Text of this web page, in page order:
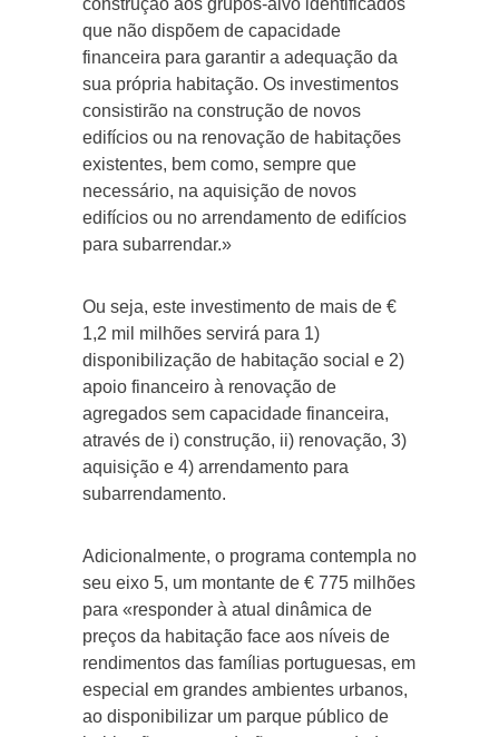
construção aos grupos-alvo identificados
que não dispõem de capacidade
financeira para garantir a adequação da
sua própria habitação. Os investimentos
consistirão na construção de novos
edifícios ou na renovação de habitações
existentes, bem como, sempre que
necessário, na aquisição de novos
edifícios ou no arrendamento de edifícios
para subarrendar.»
Ou seja, este investimento de mais de €
1,2 mil milhões servirá para 1)
disponibilização de habitação social e 2)
apoio financeiro à renovação de
agregados sem capacidade financeira,
através de i) construção, ii) renovação, 3)
aquisição e 4) arrendamento para
subarrendamento.
Adicionalmente, o programa contempla no
seu eixo 5, um montante de € 775 milhões
para «responder à atual dinâmica de
preços da habitação face aos níveis de
rendimentos das famílias portuguesas, em
especial em grandes ambientes urbanos,
ao disponibilizar um parque público de